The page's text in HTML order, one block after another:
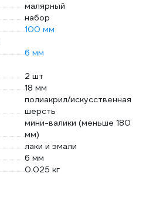
малярный
набор
100 мм
6 мм
2 шт
18 мм
полиакрил/искусственная
шерсть
мини-валики (меньше 180
мм)
лаки и эмали
6 мм
0.025 кг